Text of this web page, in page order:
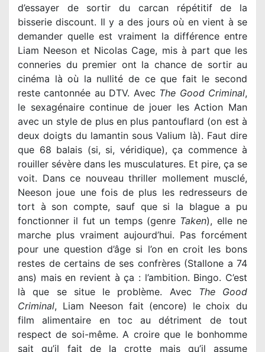
d’essayer de sortir du carcan répétitif de la
bisserie discount. Il y a des jours où en vient à se
demander quelle est vraiment la différence entre
Liam Neeson et Nicolas Cage, mis à part que les
conneries du premier ont la chance de sortir au
cinéma là où la nullité de ce que fait le second
reste cantonnée au DTV. Avec The Good Criminal,
le sexagénaire continue de jouer les Action Man
avec un style de plus en plus pantouflard (on est à
deux doigts du lamantin sous Valium là). Faut dire
que 68 balais (si, si, véridique), ça commence à
rouiller sévère dans les musculatures. Et pire, ça se
voit. Dans ce nouveau thriller mollement musclé,
Neeson joue une fois de plus les redresseurs de
tort à son compte, sauf que si la blague a pu
fonctionner il fut un temps (genre Taken), elle ne
marche plus vraiment aujourd’hui. Pas forcément
pour une question d’âge si l’on en croit les bons
restes de certains de ses confrères (Stallone a 74
ans) mais en revient à ça : l’ambition. Bingo. C’est
là que se situe le problème. Avec The Good
Criminal, Liam Neeson fait (encore) le choix du
film alimentaire en toc au détriment de tout
respect de soi-même. A croire que le bonhomme
sait qu’il fait de la crotte mais qu’il assume